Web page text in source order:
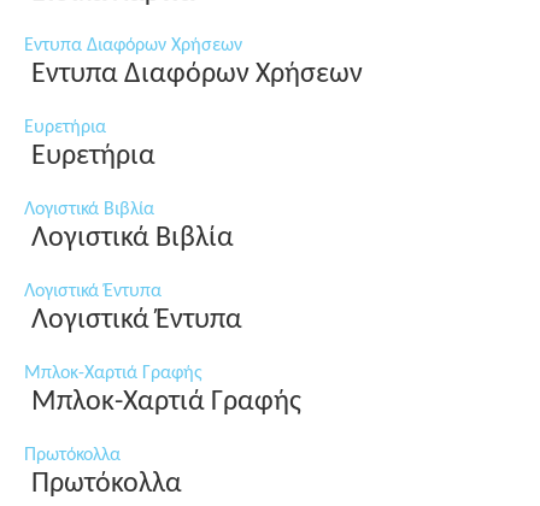
Εντυπα Διαφόρων Χρήσεων
Εντυπα Διαφόρων Χρήσεων
Ευρετήρια
Ευρετήρια
Λογιστικά Βιβλία
Λογιστικά Βιβλία
Λογιστικά Έντυπα
Λογιστικά Έντυπα
Μπλοκ-Χαρτιά Γραφής
Μπλοκ-Χαρτιά Γραφής
Πρωτόκολλα
Πρωτόκολλα